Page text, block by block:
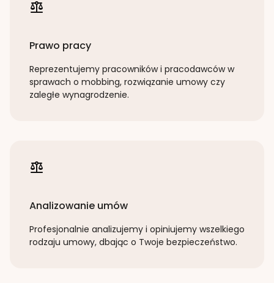
Prawo pracy
Reprezentujemy pracowników i pracodawców w
sprawach o mobbing, rozwiązanie umowy czy
zaległe wynagrodzenie.
Analizowanie umów
Profesjonalnie analizujemy i opiniujemy wszelkiego
rodzaju umowy, dbając o Twoje bezpieczeństwo.